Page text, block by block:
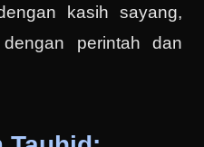
kasih sayang,
perintah dan